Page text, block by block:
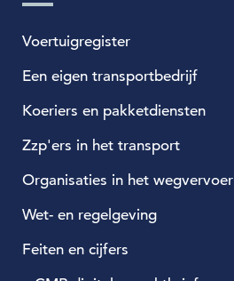
Voertuigregister
Een eigen transportbedrijf
Koeriers en pakketdiensten
Zzp'ers in het transport
Organisaties in het wegvervoer
Wet- en regelgeving
Feiten en cijfers